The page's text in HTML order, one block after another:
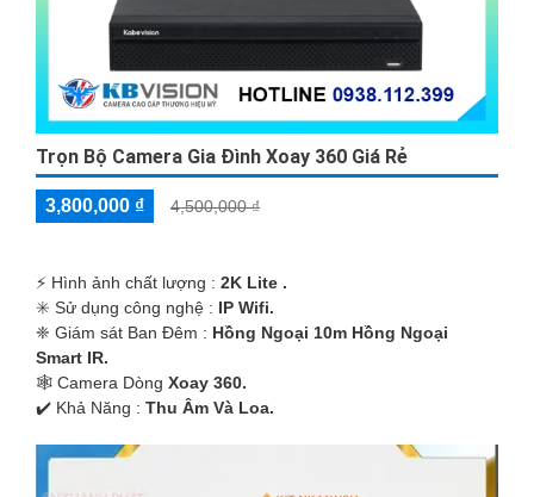
Trọn Bộ Camera Gia Đình Xoay 360 Giá Rẻ
3,800,000 ₫ 4,500,000 ₫
️⚡ Hình ảnh chất lượng : 2K Lite .
✳️ Sử dụng công nghệ : IP Wifi.
❈ Giám sát Ban Đêm : Hồng Ngoại 10m Hồng Ngoại
Smart IR.
🕸️ Camera Dòng Xoay 360.
️✔️ Khả Năng : Thu Âm Và Loa.